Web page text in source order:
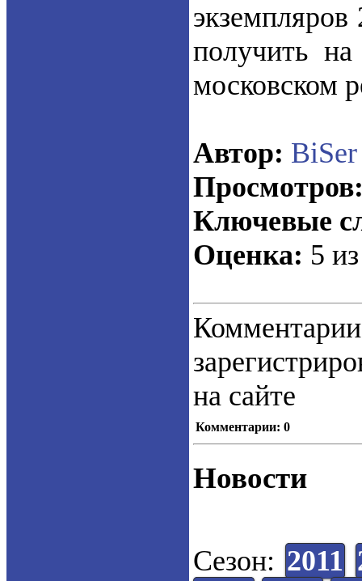
получить
московском
Автор: BiSer
Ключевые
Оценка: 5
на сайте
Комментарии: 0
Новости
Сезон: 2011